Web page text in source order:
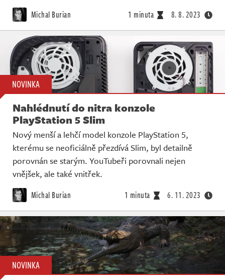
Michal Burian 1 minuta 8. 8. 2023
NOVINKA
Nahlédnutí do nitra konzole
PlayStation 5 Slim
Nový menší a lehčí model konzole PlayStation 5,
kterému se neoficiálně přezdívá Slim, byl detailně
porovnán se starým. YouTubeři porovnali nejen
vnějšek, ale také vnitřek.
Michal Burian 1 minuta 6. 11. 2023
NOVINKA